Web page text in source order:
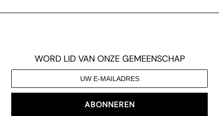
WORD LID VAN ONZE GEMEENSCHAP
ABONNEREN